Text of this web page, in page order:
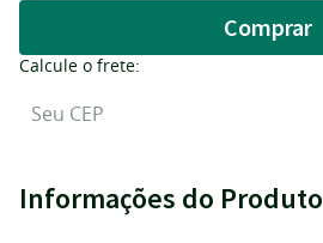
Comprar
Calcule o frete:
Informações do Produto